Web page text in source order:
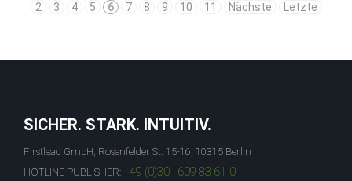
2
3 4 5 6 7 8 9 10 11 Nächste Letzte
SICHER. STARK. INTUITIV.
Firstlead GmbH, Rosenfelder St. 15-16, 10315 Berlin
HOTLINE PUBLISHER: +49 (0)30 - 609 83 61-0